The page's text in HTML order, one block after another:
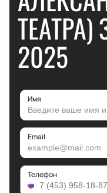
2025
Имя
Email
Телефон